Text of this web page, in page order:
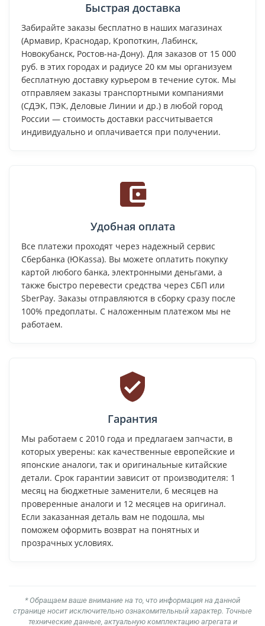
Быстрая доставка
Забирайте заказы бесплатно в наших магазинах
(Армавир, Краснодар, Кропоткин, Лабинск,
Новокубанск, Ростов-на-Дону). Для заказов от 15 000
руб. в этих городах и радиусе 20 км мы организуем
бесплатную доставку курьером в течение суток. Мы
отправляем заказы транспортными компаниями
(СДЭК, ПЭК, Деловые Линии и др.) в любой город
России — стоимость доставки рассчитывается
индивидуально и оплачивается при получении.
Удобная оплата
Все платежи проходят через надежный сервис
Сбербанка (ЮKassa). Вы можете оплатить покупку
картой любого банка, электронными деньгами, а
также быстро перевести средства через СБП или
SberPay. Заказы отправляются в сборку сразу после
100% предоплаты. С наложенным платежом мы не
работаем.
Гарантия
Мы работаем с 2010 года и предлагаем запчасти, в
которых уверены: как качественные европейские и
японские аналоги, так и оригинальные китайские
детали. Срок гарантии зависит от производителя: 1
месяц на бюджетные заменители, 6 месяцев на
проверенные аналоги и 12 месяцев на оригинал.
Если заказанная деталь вам не подошла, мы
поможем оформить возврат на понятных и
прозрачных условиях.
* Обращаем ваше внимание на то, что информация на данной
странице носит исключительно ознакомительный характер. Точные
технические данные, актуальную комплектацию агрегата и